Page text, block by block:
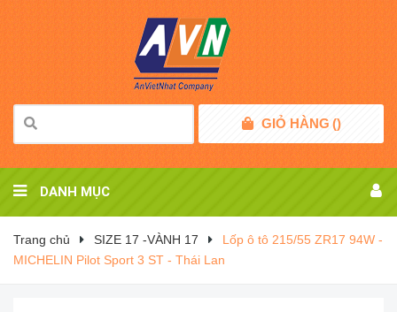
GIỎ HÀNG ()
DANH MỤC
Trang chủ SIZE 17 -VÀNH 17
Lốp ô tô 215/55 ZR17 94W -
MICHELIN Pilot Sport 3 ST - Thái Lan